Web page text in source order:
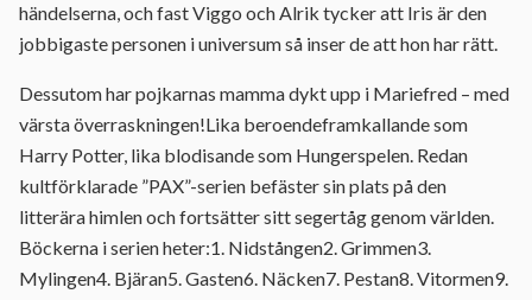
händelserna, och fast Viggo och Alrik tycker att Iris är den
jobbigaste personen i universum så inser de att hon har rätt.
Dessutom har pojkarnas mamma dykt upp i Mariefred – med
värsta överraskningen!Lika beroendeframkallande som
Harry Potter, lika blodisande som Hungerspelen. Redan
kultförklarade ”PAX”-serien befäster sin plats på den
litterära himlen och fortsätter sitt segertåg genom världen.
Böckerna i serien heter:1. Nidstången2. Grimmen3.
Mylingen4. Bjäran5. Gasten6. Näcken7. Pestan8. Vitormen9.